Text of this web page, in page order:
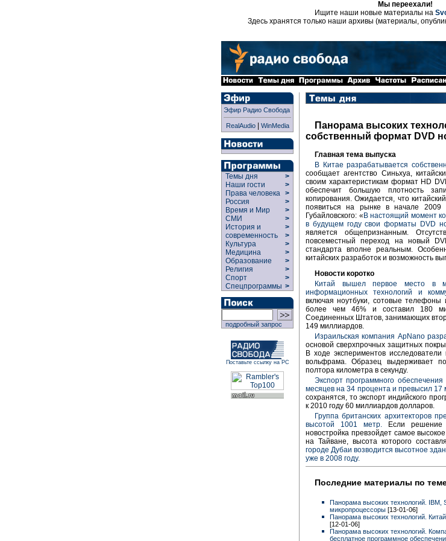
Мы переехали!
Ищите наши новые материалы на
Здесь хранятся только наши архивы (материалы,
Эфир Радио Свобода
RealAudio| WinMedia
Темы дня
>
Наши гости
>
Права человека >
Россия
>
Время и Мир
>
СМИ
>
История и
современность
>
>
Культура
>
Медицина
>
Образование
>
Религия
>
Спорт
>
Спецпрограммы >
подробный запрос
Поставьте ссылку на РС
Панорама высоких
собственный формат DVD
Главная тема выпуска
В Китае разрабатывается
сообщает агентство Синьхуа,
своим характеристикам формат HD
обеспечит большую плотность
копирования. Ожидается, что
появиться на рынке в начале 2009
Губайловского: «В настоящий момент
в будущем году свои форматы DVD
является общепризнанным.
повсеместный переход на новый
стандарта вполне реальным.
китайских разработок и возможность
Новости коротко
Китай вышел первое место в
информационных технологий и
включая ноутбуки, сотовые
более чем 46% и составил 180
Соединенных Штатов, занимающих
149 миллиардов.
Израильская компания ApNano
основой сверхпрочных защитных
В ходе экспериментов
вольфрама. Образец выдерживает
полтора километра в секунду.
Экспорт программного
месяцев на 34 процента и превысил 17
сохранятся, то экспорт индийского
к 2010 году 60 миллиардов долларов.
Группа британских архитекторов
высотой 1001 метр.
Если решение
новостройка превзойдет самое
на Тайване, высота которого
городе Дубаи возводится высотное
уже в 2008 году.
Последние материалы по
Панорама высоких технологий. IBM,
микропроцессоры [13-01-06]
Панорама высоких технологий.
[12-01-06]
Панорама высоких технологий.
бесплатное программное